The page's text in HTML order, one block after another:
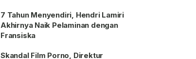
7 Tahun Menyendiri, Hendri Lamiri
Akhirnya Naik Pelaminan dengan
Fransiska
Skandal Film Porno, Direktur